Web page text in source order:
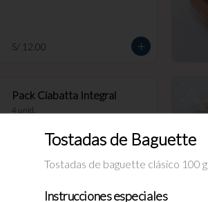
S/ 12.00
Pack Ciabatta Integral
4 unid.
Tostadas de Baguette
Tostadas de baguette clásico 100 g.
Instrucciones especiales